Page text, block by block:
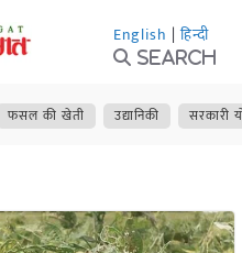
English | हिन्दी
Search
फसल की खेती उद्यानिकी सरकारी